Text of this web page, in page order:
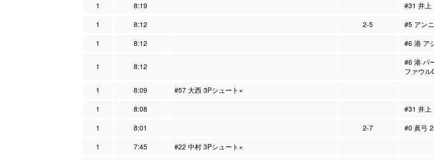
1
8:19
#31 井上
1
8:12 2-5
#5 アン
1
8:12 #6 港 ア
1 8:12
#6 港 パ
ファウル
1
8:09
#57 大西 3Pシュート×
1
8:08
#31 井上
1
8:01 2-7
#0 眞弓
1
7:45 #22 中村 3Pシュート×